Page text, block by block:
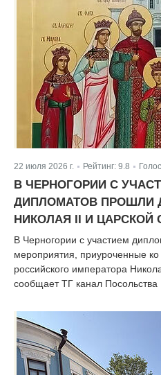
22 июля 2026 г. | Рейтинг: 9.8
В ЧЕРНОГОРИИ С
ДИПЛОМАТОВ ПРОШЛИ
НИКОЛАЯ II И ЦАРСКОЙ
В Черногории с участием
мероприятия, приуроченные
российского императора
сообщает ТГ канал Посольства